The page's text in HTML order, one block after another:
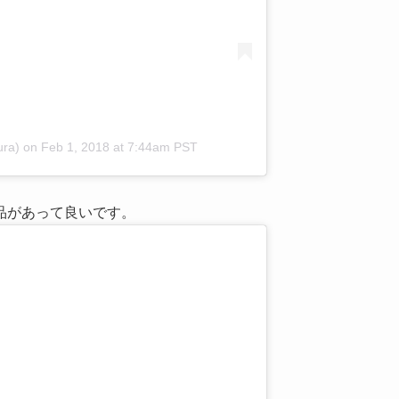
on Feb 1, 2018 at 7:44am PST
あって良いです。